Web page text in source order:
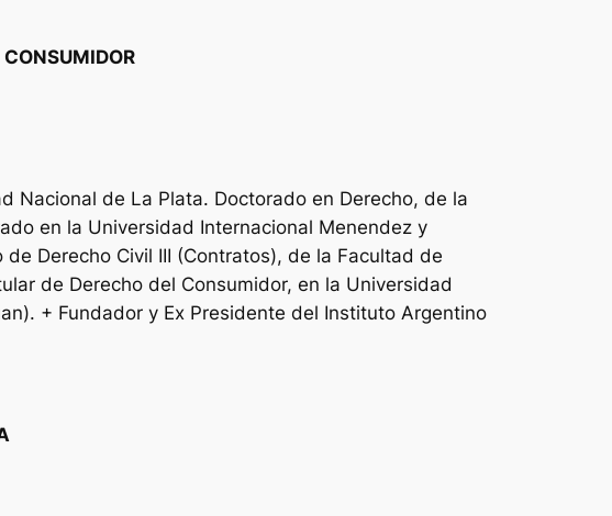
CONSUMIDOR
Nacional de La Plata. Doctorado en Derecho, de la
en la Universidad Internacional Menendez y
Derecho Civil III (Contratos), de la Facultad de
de Derecho del Consumidor, en la Universidad
+ Fundador y Ex Presidente del Instituto Argentino